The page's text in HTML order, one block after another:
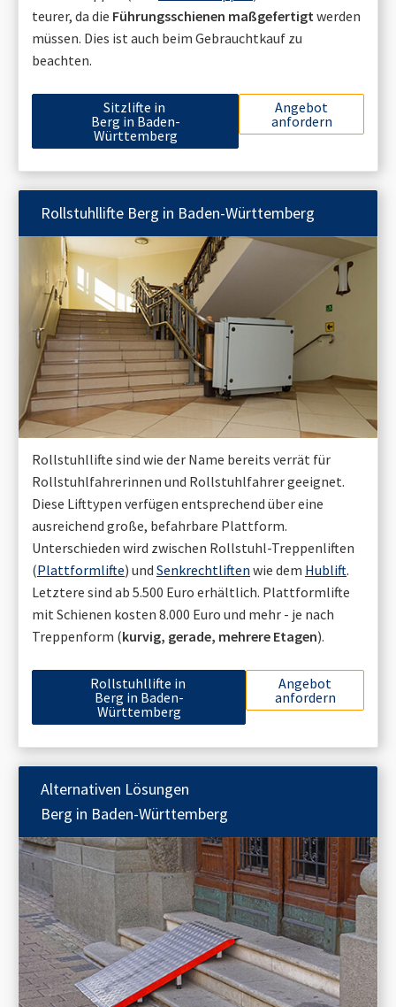
teurer, da die Führungsschienen maßgefertigt werden
müssen. Dies ist auch beim Gebrauchtkauf zu
beachten.
Sitzlifte in
Berg in Baden-
Württemberg
Angebot
anfordern
Rollstuhllifte Berg in Baden-Württemberg
Rollstuhllifte sind wie der Name bereits verrät für
Rollstuhlfahrerinnen und Rollstuhlfahrer geeignet.
Diese Lifttypen verfügen entsprechend über eine
ausreichend große, befahrbare Plattform.
Unterschieden wird zwischen Rollstuhl-Treppenliften
(Plattformlifte) und Senkrechtliften wie dem Hublift.
Letztere sind ab 5.500 Euro erhältlich. Plattformlifte
mit Schienen kosten 8.000 Euro und mehr - je nach
Treppenform (kurvig, gerade, mehrere Etagen).
Rollstuhllifte in
Berg in Baden-
Württemberg
Angebot
anfordern
Alternativen Lösungen
Berg in Baden-Württemberg